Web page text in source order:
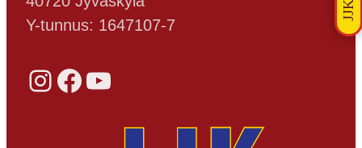
Y-tunnus: 1647107-7
Instagram Facebook YouTube